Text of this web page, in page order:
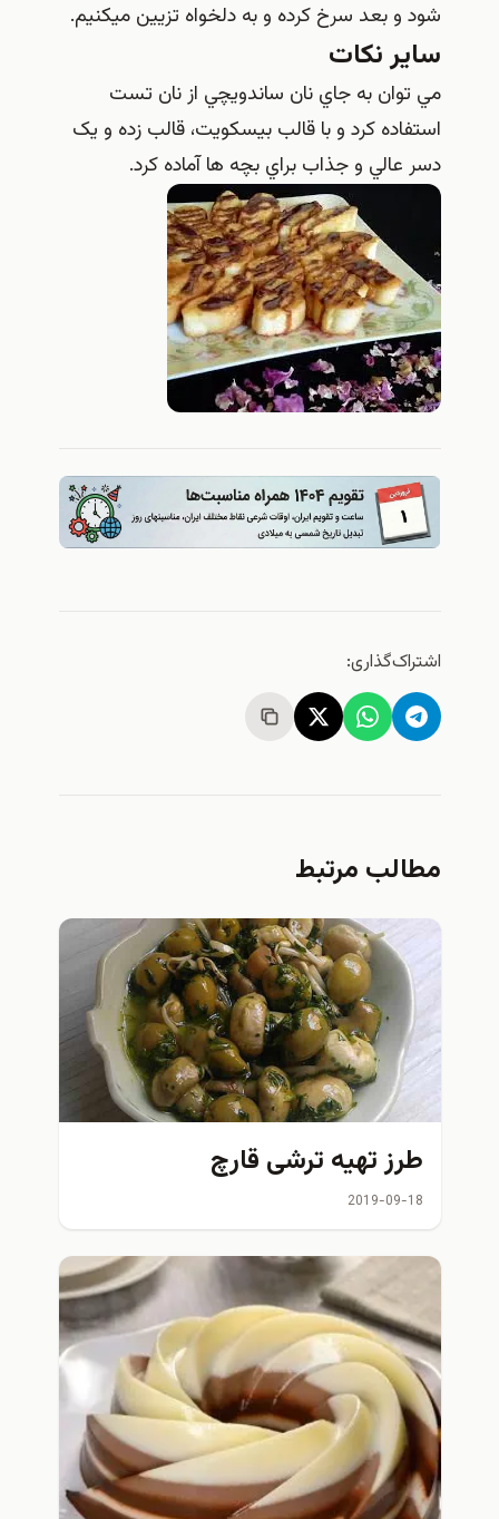
شود و بعد سرخ کرده و به دلخواه تزيين ميکنيم.
سایر نکات
مي توان به جاي نان ساندويچي از نان تست
استفاده کرد و با قالب بيسکويت، قالب زده و يک
دسر عالي و جذاب براي بچه ها آماده کرد.
اشتراک‌گذاری:
مطالب مرتبط
طرز تهیه ترشی قارچ
2019-09-18